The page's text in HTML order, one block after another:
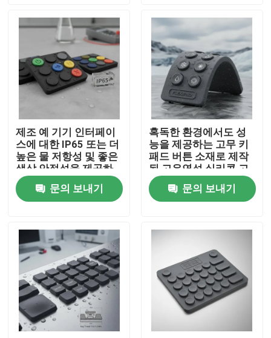
제품 소개
동영상
VR 쇼
회사 소개
공장 투어
연락처
견적 요청
얇은막 스위치 패널
제조 예 기기 인터페이
스에 대한 IP65 또는 더
높은 물 저항성 및 좋은
색상 안정성을 제공하
는 실리콘 고무 키보드
문의 보내기
혹독한 환경에서도 성
능을 제공하는 고무 키
패드 버튼 소재로 제작
된 고유연성 실리콘 고
무 키패드
문의 보내기